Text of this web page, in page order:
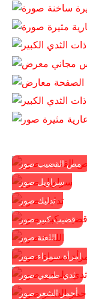
مص القضيب صور
سراويل صور
تدليك صور
قضيب كبير صور
اللعنة صور
امرأة سمراء صور
ثدي طبيعي صور
أحمر الشعر صور